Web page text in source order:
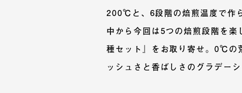
200℃と、6段階の焙煎温度で作
中から今回は5つの焙煎段階を
種セット』をお取り寄せ。0℃
ッシュさと香ばしさのグラデー